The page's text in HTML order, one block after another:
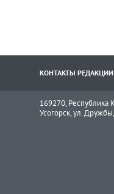
КОНТАКТЫ РЕДАКЦИИ
169270, Республика
Усогорск, ул.